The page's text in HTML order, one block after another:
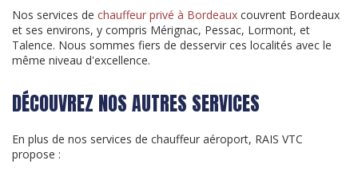
Nos services de chauffeur privé à Bordeaux couvrent Bordeaux
et ses environs, y compris Mérignac, Pessac, Lormont, et
Talence. Nous sommes fiers de desservir ces localités avec le
même niveau d'excellence.
DÉCOUVREZ NOS AUTRES SERVICES
En plus de nos services de chauffeur aéroport, RAIS VTC
propose :